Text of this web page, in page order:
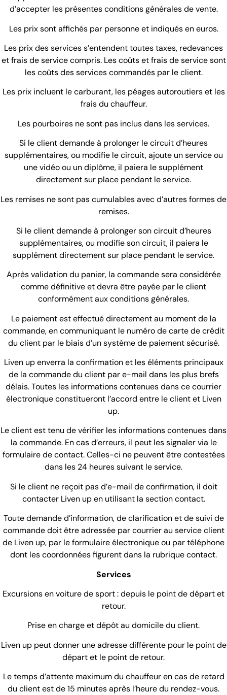
d’accepter les présentes conditions générales de vente.
Les prix sont affichés par personne et indiqués en euros.
Les prix des services s’entendent toutes taxes, redevances
et frais de service compris. Les coûts et frais de service sont
les coûts des services commandés par le client.
Les prix incluent le carburant, les péages autoroutiers et les
frais du chauffeur.
Les pourboires ne sont pas inclus dans les services.
Si le client demande à prolonger le circuit d’heures
supplémentaires, ou modifie le circuit, ajoute un service ou
une vidéo ou un diplôme, il paiera le supplément
directement sur place pendant le service.
Les remises ne sont pas cumulables avec d’autres formes de
remises.
Si le client demande à prolonger son circuit d’heures
supplémentaires, ou modifie son circuit, il paiera le
supplément directement sur place pendant le service.
Après validation du panier, la commande sera considérée
comme définitive et devra être payée par le client
conformément aux conditions générales.
Le paiement est effectué directement au moment de la
commande, en communiquant le numéro de carte de crédit
du client par le biais d’un système de paiement sécurisé.
Liven up enverra la confirmation et les éléments principaux
de la commande du client par e-mail dans les plus brefs
délais. Toutes les informations contenues dans ce courrier
électronique constitueront l’accord entre le client et Liven
up.
Le client est tenu de vérifier les informations contenues dans
la commande. En cas d’erreurs, il peut les signaler via le
formulaire de contact. Celles-ci ne peuvent être contestées
dans les 24 heures suivant le service.
Si le client ne reçoit pas d’e-mail de confirmation, il doit
contacter Liven up en utilisant la section contact.
Toute demande d’information, de clarification et de suivi de
commande doit être adressée par courrier au service client
de Liven up, par le formulaire électronique ou par téléphone
dont les coordonnées figurent dans la rubrique contact.
Services
Excursions en voiture de sport : depuis le point de départ et
retour.
Prise en charge et dépôt au domicile du client.
Liven up peut donner une adresse différente pour le point de
départ et le point de retour.
Le temps d’attente maximum du chauffeur en cas de retard
du client est de 15 minutes après l’heure du rendez-vous.